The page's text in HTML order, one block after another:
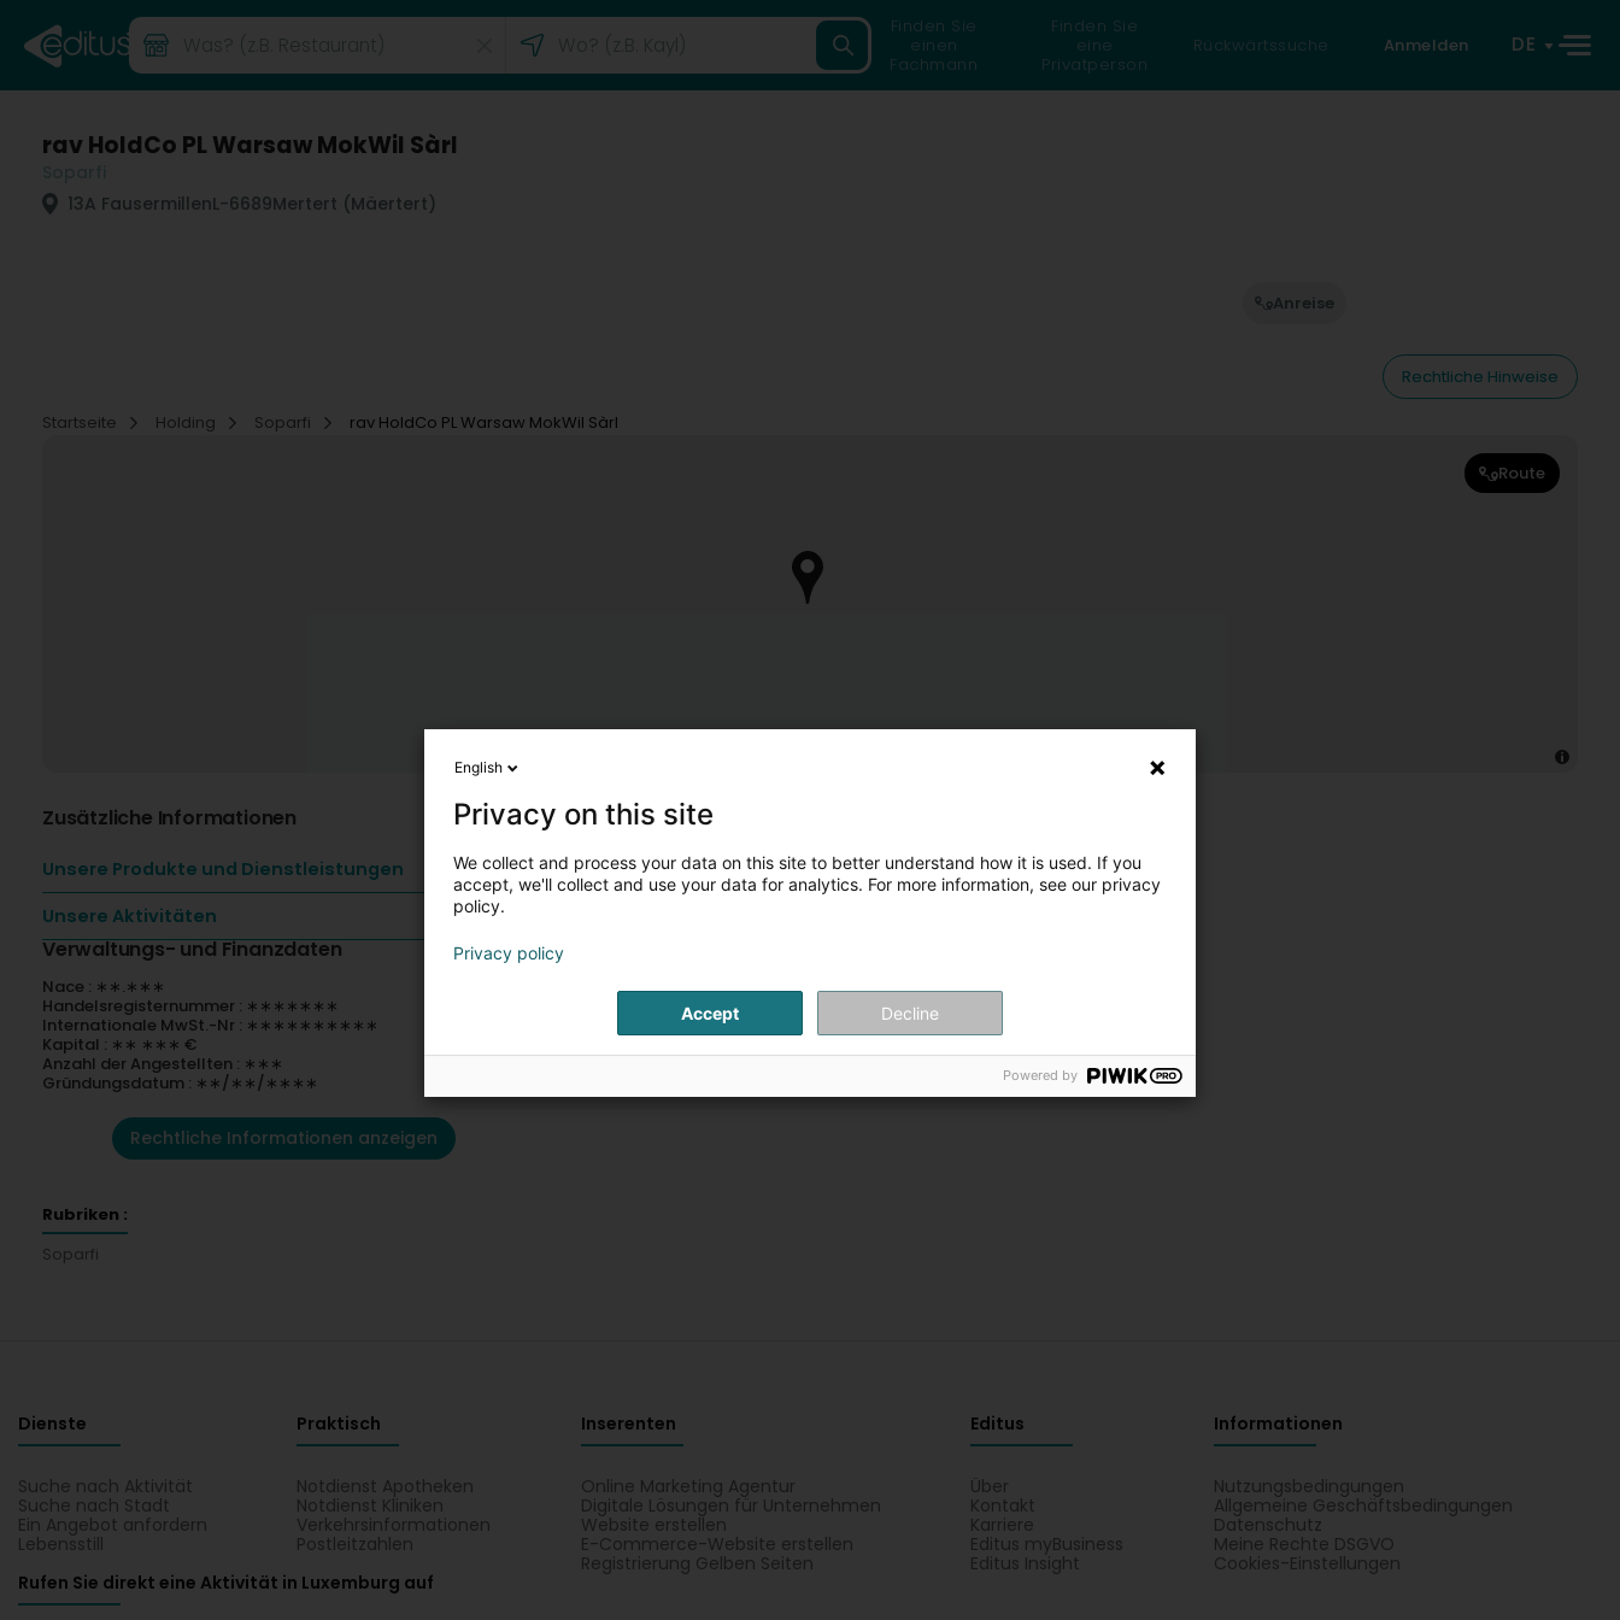
Finden Sie
einen
Fachmann
Finden Sie
eine
Privatperson
Rückwärtssuche Anmelden DE
rav HoldCo PL Warsaw MokWil Sàrl
13A FausermillenL-6689Mertert (Mäertert)
Anreise
Rechtliche Hinweise
Startseite
Holding Soparfi rav HoldCo PL Warsaw MokWil Sàrl
Route
Zusätzliche Informationen
Unsere Produkte und Dienstleistungen
Unsere Aktivitäten
Verwaltungs- und Finanzdaten
Nace : ∗∗.∗∗∗
Handelsregisternummer : ∗∗∗∗∗∗∗
Internationale MwSt.-Nr : ∗∗∗∗∗∗∗∗∗∗
Kapital : ∗∗ ∗∗∗ €
Anzahl der Angestellten : ∗∗∗
Gründungsdatum : ∗∗/∗∗/∗∗∗∗
Rechtliche Informationen anzeigen
Rubriken :
Soparfi
Dienste
Suche nach Aktivität
Suche nach Stadt
Ein Angebot anfordern
Lebensstill
Praktisch
Notdienst Apotheken
Notdienst Kliniken
Verkehrsinformationen
Postleitzahlen
Inserenten
Online Marketing Agentur
Digitale Lösungen für Unternehmen
Website erstellen
E-Commerce-Website erstellen
Registrierung Gelben Seiten
Editus
Über
Kontakt
Karriere
Editus myBusiness
Editus Insight
Informationen
Nutzungsbedingungen
Allgemeine Geschäftsbedingungen
Datenschutz
Meine Rechte DSGVO
Cookies-Einstellungen
Rufen Sie direkt eine Aktivität in Luxemburg auf
English
Privacy on this site
We collect and process your data on this site to better understand how it is used. If you
accept, we'll collect and use your data for analytics. For more information, see our privacy
policy.
Privacy policy
Accept Decline
Powered by